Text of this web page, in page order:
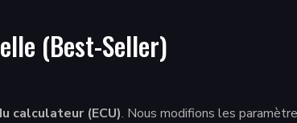
(Best-Seller)
calculateur (ECU). Nous modifions les